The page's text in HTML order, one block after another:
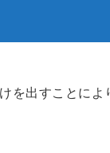
を出すことに